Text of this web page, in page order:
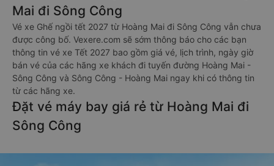
Mai đi Sông Công
Vé xe Ghế ngồi tết 2027 từ Hoàng Mai đi Sông Công vẫn chưa
được công bố. Vexere.com sẽ sớm thông báo cho các bạn
thông tin vé xe Tết 2027 bao gồm giá vé, lịch trình, ngày giờ
bán vé của các hãng xe khách đi tuyến đường Hoàng Mai -
Sông Công và Sông Công - Hoàng Mai ngay khi có thông tin
từ các hãng xe.
Đặt vé máy bay giá rẻ từ Hoàng Mai đi
Sông Công